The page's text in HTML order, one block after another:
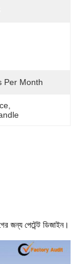
Per Month
জন্য পেটেন্ট ডিজাইন।